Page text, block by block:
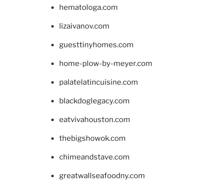
hematologa.com
lizaivanov.com
guesttinyhomes.com
home-plow-by-meyer.com
palatelatincuisine.com
blackdoglegacy.com
eatvivahouston.com
thebigshowok.com
chimeandstave.com
greatwallseafoodny.com